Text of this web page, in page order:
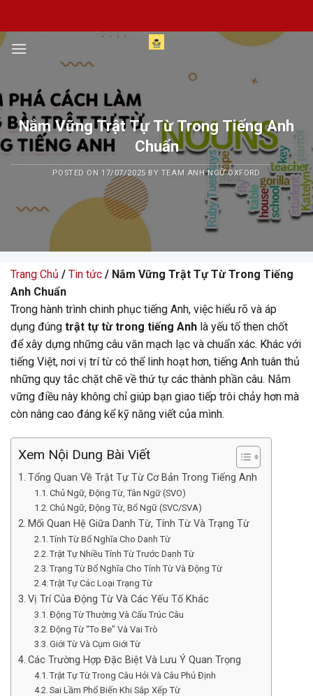
content
Nắm Vững Trật Tự Từ Trong Tiếng Anh
Chuẩn
POSTED ON 17/07/2025 BY TEAM ANH NGỮ OXFORD
Trang Chủ / Tin tức / Nắm Vững Trật Tự Từ Trong Tiếng
Anh Chuẩn
Trong hành trình chinh phục tiếng Anh, việc hiểu rõ và áp
dụng đúng trật tự từ trong tiếng Anh là yếu tố then chốt
để xây dựng những câu văn mạch lạc và chuẩn xác. Khác với
tiếng Việt, nơi vị trí từ có thể linh hoạt hơn, tiếng Anh tuân thủ
những quy tắc chặt chẽ về thứ tự các thành phần câu. Nắm
vững điều này không chỉ giúp bạn giao tiếp trôi chảy hơn mà
còn nâng cao đáng kể kỹ năng viết của mình.
Xem Nội Dung Bài Viết
Tổng Quan Về Trật Tự Từ Cơ Bản Trong Tiếng Anh
Chủ Ngữ, Động Từ, Tân Ngữ (SVO)
Chủ Ngữ, Động Từ, Bổ Ngữ (SVC/SVA)
Mối Quan Hệ Giữa Danh Từ, Tính Từ Và Trạng Từ
Tính Từ Bổ Nghĩa Cho Danh Từ
Trật Tự Nhiều Tính Từ Trước Danh Từ
Trạng Từ Bổ Nghĩa Cho Tính Từ Và Động Từ
Trật Tự Các Loại Trạng Từ
Vị Trí Của Động Từ Và Các Yếu Tố Khác
Động Từ Thường Và Cấu Trúc Câu
Động Từ “To Be” Và Vai Trò
Giới Từ Và Cụm Giới Từ
Các Trường Hợp Đặc Biệt Và Lưu Ý Quan Trọng
Trật Tự Từ Trong Câu Hỏi Và Câu Phủ Định
Sai Lầm Phổ Biến Khi Sắp Xếp Từ